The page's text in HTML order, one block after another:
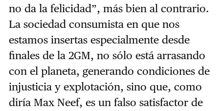
no da la felicidad”, más bien al contrario.
La sociedad consumista en que nos
estamos insertas especialmente desde
finales de la 2GM, no sólo está arrasando
con el planeta, generando condiciones de
injusticia y explotación, sino que, como
diría Max Neef, es un falso satisfactor de